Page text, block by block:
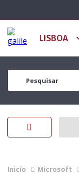
Inicío Microsoft